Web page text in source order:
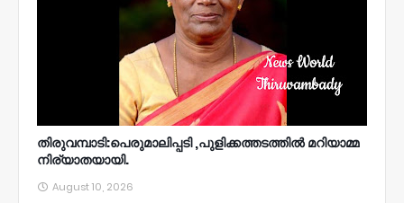
തിരുവമ്പാടി:പെരുമാലിപ്പടി ,പുളിക്കത്തടത്തിൽ മറിയാമ്മ
നിര്യാതയായി.
August 10, 2026